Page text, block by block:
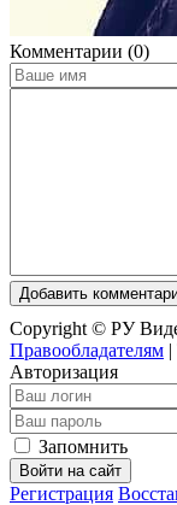
Комментарии (0)
Добавить
Copyright © РУ
Правообладателям |
Авторизация
Запомнить
Войти на сайт
Регистрация